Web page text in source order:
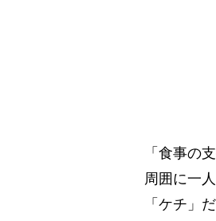
「食事の
周囲に一
「ケチ」